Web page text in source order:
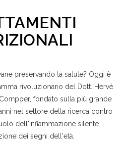
preservando la salute? Oggi è
rivoluzionario del Dott. Hervé
fondato sulla più grande
nel settore della ricerca contro
dell'infiammazione silente
dei segni dell'età.